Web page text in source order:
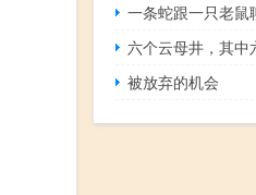
一条蛇跟一只老鼠
六个云母井，其中
被放弃的机会